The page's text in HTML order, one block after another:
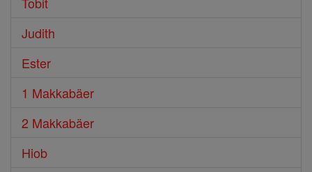
Judith
Ester
1 Makkabäer
2 Makkabäer
Hiob